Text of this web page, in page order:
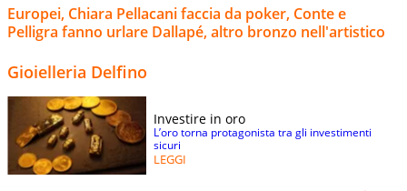
Europei, Chiara Pellacani faccia da poker, Conte e
Pelligra fanno urlare Dallapé, altro bronzo nell'artistico
Gioielleria Delfino
Investire in oro
L’oro torna protagonista tra gli investimenti
sicuri
LEGGI